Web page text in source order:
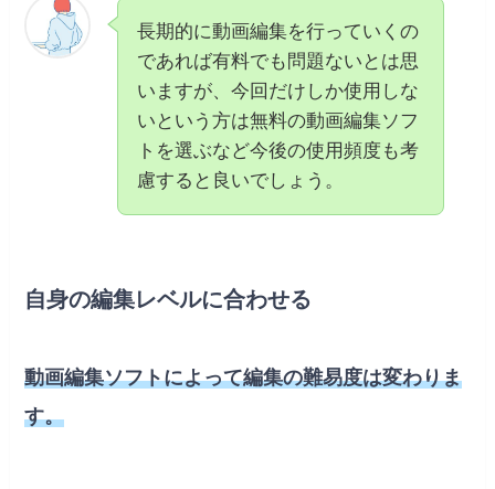
長期的に動画編集を行っていくの
であれば有料でも問題ないとは思
いますが、今回だけしか使用しな
いという方は無料の動画編集ソフ
トを選ぶなど今後の使用頻度も考
慮すると良いでしょう。
自身の編集レベルに合わせる
動画編集ソフトによって編集の難易度は変わりま
す。